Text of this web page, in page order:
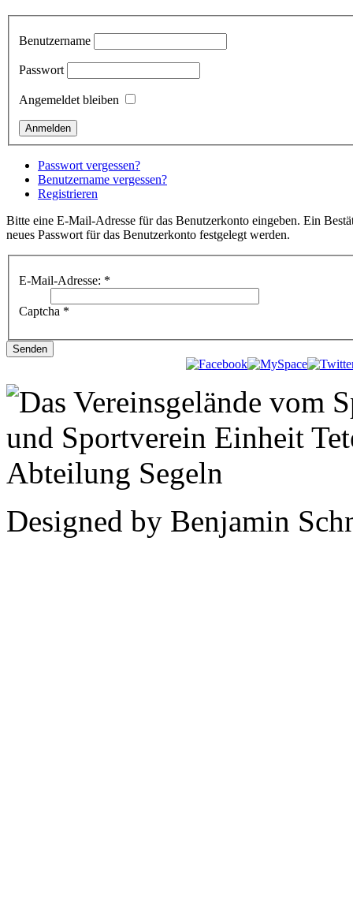
Benutzername
Passwort
Angemeldet bleiben
Passwort vergessen?
Benutzername vergessen?
Registrieren
Bitte eine E-Mail-Adresse für das Benutzerkonto eingeben. Ein
neues Passwort für das Benutzerkonto festgelegt werden.
E-Mail-Adresse: *
Captcha *
Senden
Designed by Benjamin